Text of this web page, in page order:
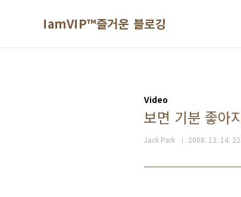
IamVIP™즐거운 블로깅
Video
보면 기분 좋
Jack Park 2008. 12. 14.